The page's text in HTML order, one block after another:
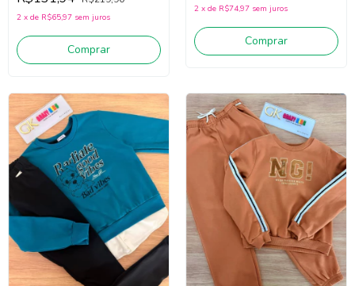
2 x de R$65,97 sem juros
Comprar
2 x de R$74,97 sem juros
Comprar